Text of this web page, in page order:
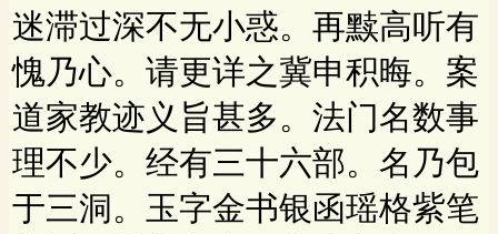
迷滞过深不无小惑。再黩高听有
愧乃心。请更详之冀申积晦。案
道家教迹义旨甚多。法门名数事
理不少。经有三十六部。名乃包
于三洞。玉字金书银函瑶格紫笔